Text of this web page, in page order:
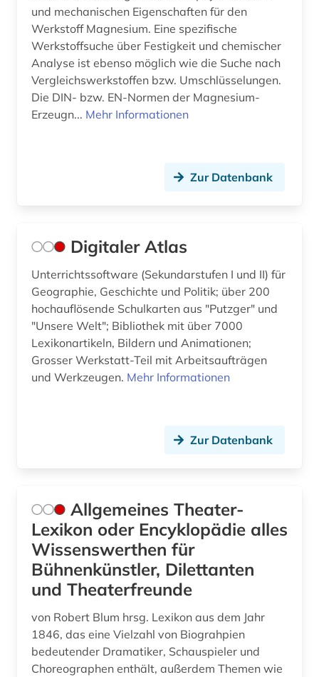
und mechanischen Eigenschaften für den
Werkstoff Magnesium. Eine spezifische
Werkstoffsuche über Festigkeit und chemischer
Analyse ist ebenso möglich wie die Suche nach
Vergleichswerkstoffen bzw. Umschlüsselungen.
Die DIN- bzw. EN-Normen der Magnesium-
Erzeugn... Mehr Informationen
Zur Datenbank
Digitaler Atlas
Unterrichtssoftware (Sekundarstufen I und II) für
Geographie, Geschichte und Politik; über 200
hochauflösende Schulkarten aus "Putzger" und
"Unsere Welt"; Bibliothek mit über 7000
Lexikonartikeln, Bildern und Animationen;
Grosser Werkstatt-Teil mit Arbeitsaufträgen
und Werkzeugen. Mehr Informationen
Zur Datenbank
Allgemeines Theater-
Lexikon oder Encyklopädie alles
Wissenswerthen für
Bühnenkünstler, Dilettanten
und Theaterfreunde
von Robert Blum hrsg. Lexikon aus dem Jahr
1846, das eine Vielzahl von Biograhpien
bedeutender Dramatiker, Schauspieler und
Choreographen enthält, außerdem Themen wie